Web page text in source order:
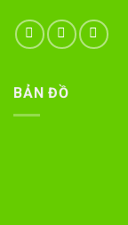
BẢN ĐỒ